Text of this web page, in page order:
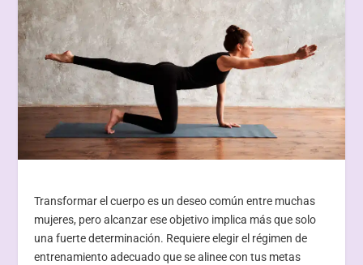
Transformar el cuerpo es un deseo común entre muchas
mujeres, pero alcanzar ese objetivo implica más que solo
una fuerte determinación. Requiere elegir el régimen de
entrenamiento adecuado que se alinee con tus metas